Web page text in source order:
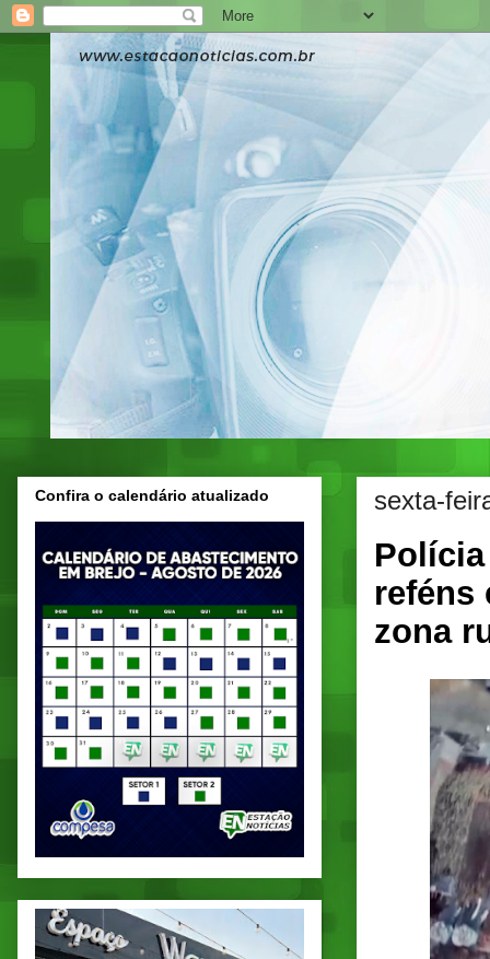
sexta-
reféns
zona
Confira o calendário atualizado